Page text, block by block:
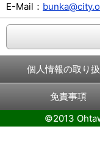
E-Mail：
個人情報の取り
免責事項
©2013